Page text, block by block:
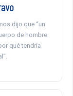
dijo que “un
de hombre
qué tendría